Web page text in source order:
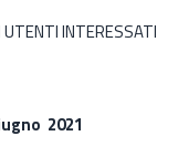
UTENTI INTERESSATI
2021